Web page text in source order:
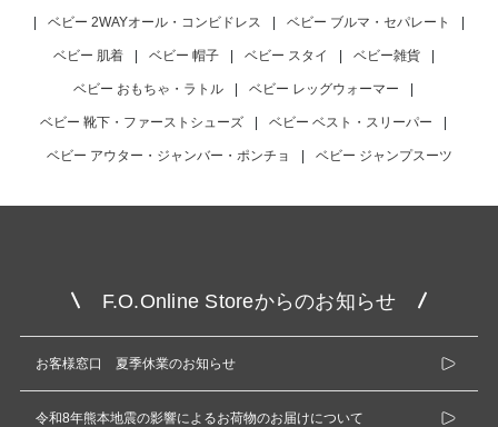
| ベビー 2WAYオール・コンビドレス | ベビー ブルマ・セパレート |
ベビー 肌着 | ベビー 帽子 | ベビー スタイ | ベビー雑貨 |
ベビー おもちゃ・ラトル | ベビー レッグウォーマー |
ベビー 靴下・ファーストシューズ | ベビー ベスト・スリーパー |
ベビー アウター・ジャンバー・ポンチョ | ベビー ジャンプスーツ
F.O.Online Storeからのお知らせ
お客様窓口 夏季休業のお知らせ
令和8年熊本地震の影響によるお荷物のお届けについて